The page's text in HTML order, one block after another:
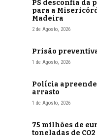
PS desconfia da
para a
Madeira
2 de Agosto, 2026
Prisão
1 de Agosto, 2026
Polícia
arrasto
1 de Agosto, 2026
75 milhões de
toneladas de CO2